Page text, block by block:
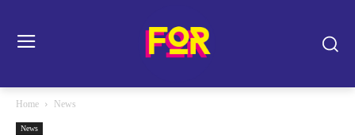
Home News
News